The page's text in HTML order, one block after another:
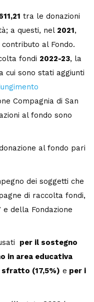
tra le donazioni
a questi, nel 2021,
contributo al Fondo.
fondi 2022-23, la
cui sono stati aggiunti
Compagnia di San
al fondo sono
al fondo pari
dei soggetti che
di raccolta fondi,
della Fondazione
per il sostegno
in area educativa
(17,5%) e per i